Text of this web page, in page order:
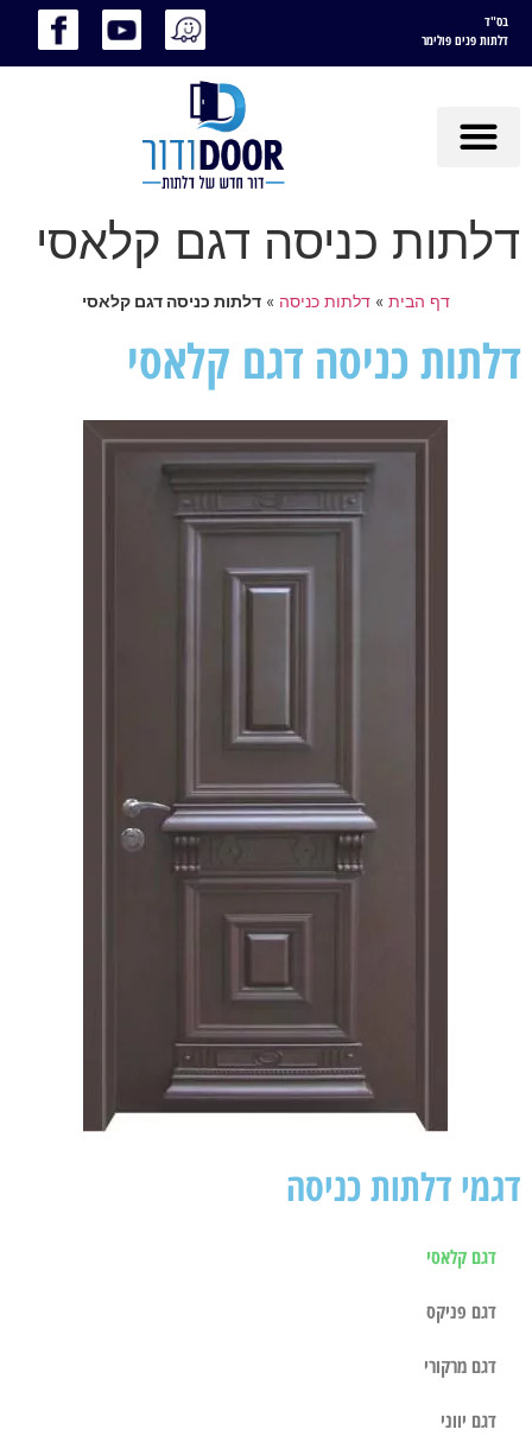
בס"ד
דלתות פנים פולימר
דלתות כניסה דגם קלאסי
דף הבית » דלתות כניסה » דלתות כניסה דגם קלאסי
דגמי דלתות כניסה
דגם קלאסי
דגם פניקס
דגם מרקורי
דגם יווני
דלתות כניסה דגם קלאסי